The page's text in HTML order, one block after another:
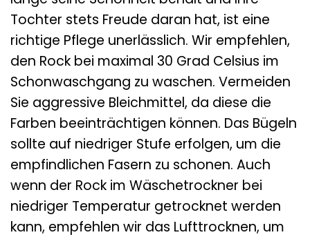
Tochter stets Freude daran hat, ist eine
richtige Pflege unerlässlich. Wir empfehlen,
den Rock bei maximal 30 Grad Celsius im
Schonwaschgang zu waschen. Vermeiden
Sie aggressive Bleichmittel, da diese die
Farben beeinträchtigen können. Das Bügeln
sollte auf niedriger Stufe erfolgen, um die
empfindlichen Fasern zu schonen. Auch
wenn der Rock im Wäschetrockner bei
niedriger Temperatur getrocknet werden
kann, empfehlen wir das Lufttrocknen, um